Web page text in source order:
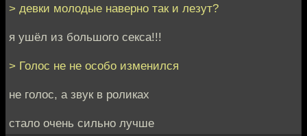
> девки молодые наверно так и лезут?
я ушёл из большого секса!!!
> Голос не не особо изменился
не голос, а звук в роликах
стало очень сильно лучше